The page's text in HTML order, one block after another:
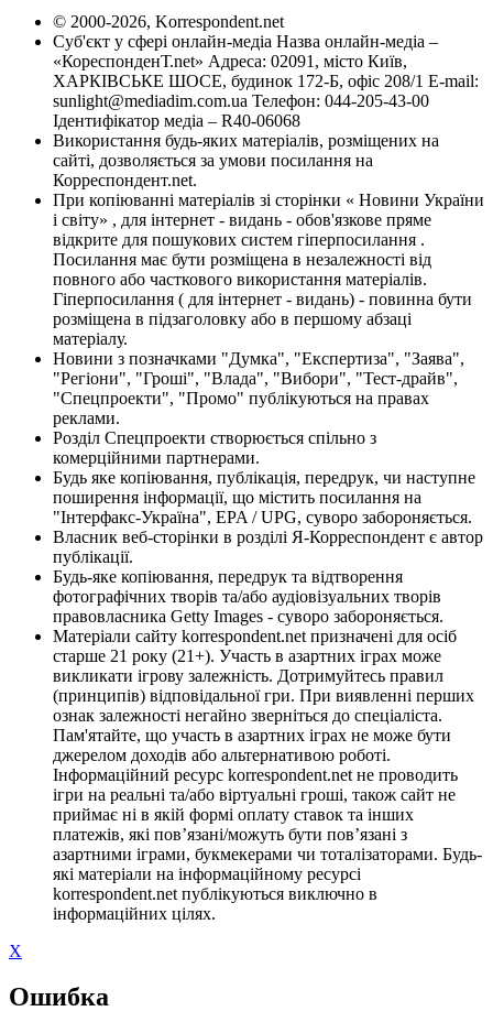
© 2000-2026, Korrespondent.net
Суб'єкт у сфері онлайн-медіа Назва онлайн-медіа –
«КореспонденТ.net» Адреса: 02091, місто Київ,
ХАРКІВСЬКЕ ШОСЕ, будинок 172-Б, офіс 208/1 E-mail:
sunlight@mediadim.com.ua Телефон: 044-205-43-00
Ідентифікатор медіа – R40-06068
Використання будь-яких матеріалів, розміщених на
сайті, дозволяється за умови посилання на
Корреспондент.net.
При копіюванні матеріалів зі сторінки « Новини України
і світу» , для інтернет - видань - обов'язкове пряме
відкрите для пошукових систем гіперпосилання .
Посилання має бути розміщена в незалежності від
повного або часткового використання матеріалів.
Гіперпосилання ( для інтернет - видань) - повинна бути
розміщена в підзаголовку або в першому абзаці
матеріалу.
Новини з позначками "Думка", "Експертиза", "Заява",
"Регіони", "Гроші", "Влада", "Вибори", "Тест-драйв",
"Спецпроекти", "Промо" публікуються на правах
реклами.
Розділ Спецпроекти створюється спільно з
комерційними партнерами.
Будь яке копіювання, публікація, передрук, чи наступне
поширення інформації, що містить посилання на
"Інтерфакс-Україна", EPA / UPG, суворо забороняється.
Власник веб-сторінки в розділі Я-Корреспондент є автор
публікації.
Будь-яке копіювання, передрук та відтворення
фотографічних творів та/або аудіовізуальних творів
правовласника Getty Images - суворо забороняється.
Матеріали сайту korrespondent.net призначені для осіб
старше 21 року (21+). Участь в азартних іграх може
викликати ігрову залежність. Дотримуйтесь правил
(принципів) відповідальної гри. При виявленні перших
ознак залежності негайно зверніться до спеціаліста.
Пам'ятайте, що участь в азартних іграх не може бути
джерелом доходів або альтернативою роботі.
Інформаційний ресурс korrespondent.net не проводить
ігри на реальні та/або віртуальні гроші, також сайт не
приймає ні в якій формі оплату ставок та інших
платежів, які пов’язані/можуть бути пов’язані з
азартними іграми, букмекерами чи тоталізаторами. Будь-
які матеріали на інформаційному ресурсі
korrespondent.net публікуються виключно в
інформаційних цілях.
X
Ошибка